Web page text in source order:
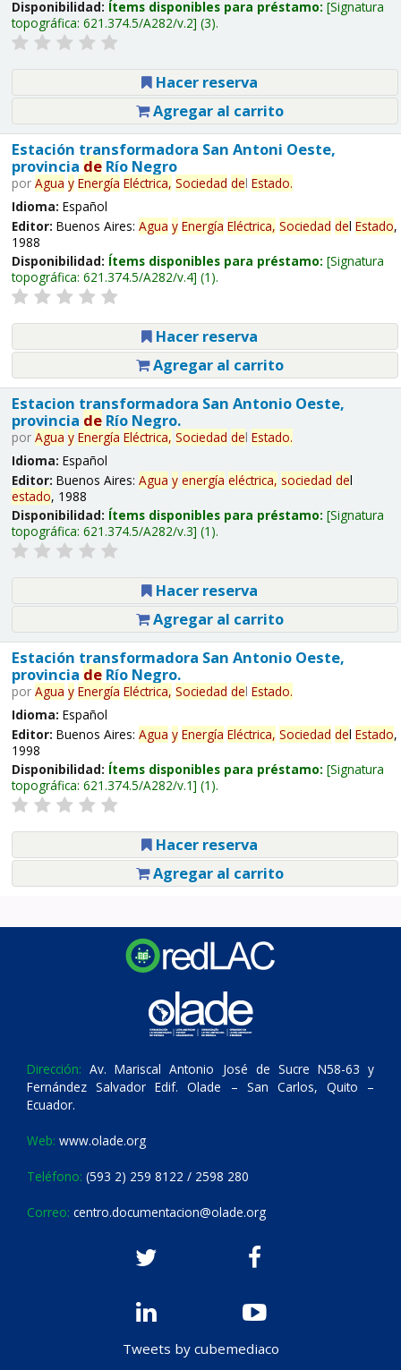
Disponibilidad: Ítems disponibles para préstamo: Signatura
topográfica: 621.374.5/A282/v.2 (3).
Hacer reserva
Agregar al carrito
Estación transformadora San Antoni Oeste,
provincia deRío Negro
por Agua y Energía Eléctrica, Sociedad del Estado.
Idioma: Español
Editor: Buenos Aires: Agua y Energía Eléctrica, Sociedad del Estado,
1988
Disponibilidad: Ítems disponibles para préstamo: Signatura
topográfica: 621.374.5/A282/v.4 (1).
Hacer reserva
Agregar al carrito
Estacion transformadora San Antonio Oeste,
provincia deRío Negro.
por Agua y Energía Eléctrica, Sociedad del Estado.
Idioma: Español
Editor: Buenos Aires: Agua y energía eléctrica, sociedad del
estado, 1988
Disponibilidad: Ítems disponibles para préstamo: Signatura
topográfica: 621.374.5/A282/v.3 (1).
Hacer reserva
Agregar al carrito
Estación transformadora San Antonio Oeste,
provincia deRío Negro.
por Agua y Energía Eléctrica, Sociedad del Estado.
Idioma: Español
Editor: Buenos Aires: Agua y Energía Eléctrica, Sociedad del Estado,
1998
Disponibilidad: Ítems disponibles para préstamo: Signatura
topográfica: 621.374.5/A282/v.1 (1).
Hacer reserva
Agregar al carrito
Dirección: Av. Mariscal Antonio José de Sucre N58-63 y
Fernández Salvador Edif. Olade – San Carlos, Quito –
Ecuador.
Web: www.olade.org
Teléfono: (593 2) 259 8122 / 2598 280
Correo: centro.documentacion@olade.org
Tweets by cubemediaco